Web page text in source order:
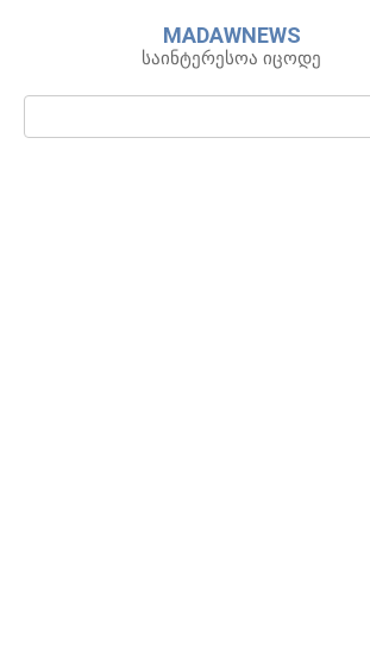
MADAWNEWS
საინტერესოა იცოდე
Search: